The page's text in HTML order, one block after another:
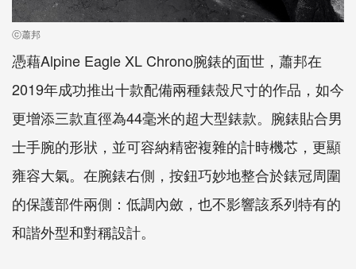
ⓒ蕭邦
憑藉Alpine Eagle XL Chrono腕錶的面世，蕭邦在
2019年成功推出十款配備兩種錶殼尺寸的作品，如今
更增添三款直徑為44毫米的超大型錶款。腕錶貼合男
士手腕的形狀，並可容納精密複雜的計時機芯，更顯
雍容大氣。在腕錶右側，按鈕巧妙地整合於錶冠周圍
的保護部件兩側：低調內斂，也不影響該系列特有的
和諧外型和對稱設計。